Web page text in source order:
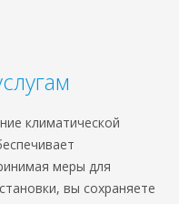
климатической
меры для
вы сохраняете